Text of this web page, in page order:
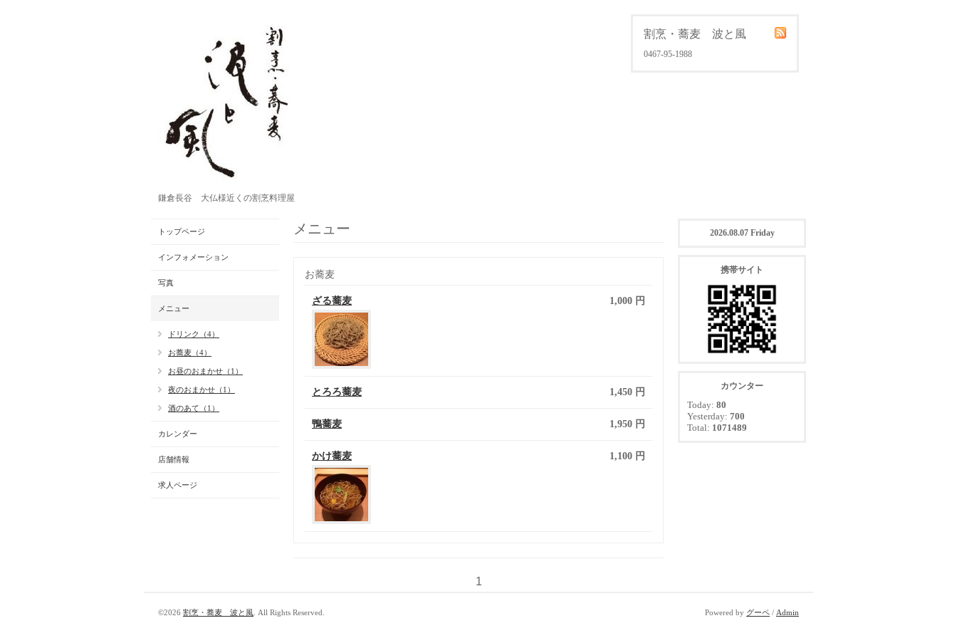
割烹・蕎麦 波と風
0467-95-1988
鎌倉長谷 大仏様近くの割烹料理屋
メニュー
お蕎麦
1,000 円
ざる蕎麦
1,450 円
とろろ蕎麦
1,950 円
鴨蕎麦
1,100 円
かけ蕎麦
1
トップページ
インフォメーション
写真
メニュー
ドリンク（4）
お蕎麦（4）
お昼のおまかせ（1）
夜のおまかせ（1）
酒のあて（1）
カレンダー
店舗情報
求人ページ
2026.08.07 Friday
携帯サイト
カウンター
Today: 80
Yesterday: 700
Total: 1071489
©2026 割烹・蕎麦 波と風 . All Rights Reserved. Powered by グーペ / Admin